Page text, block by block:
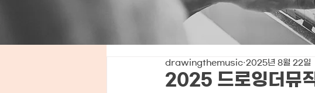
2025 드로잉더뮤
drawingthemusic 2025년 8월 22일